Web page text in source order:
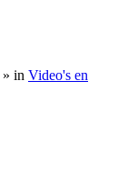
» in Video's en